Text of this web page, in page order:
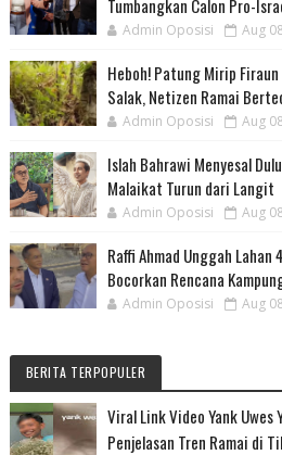
Tumbangkan Calon Pro-
Admin Oposisi Aug
Heboh! Patung Mirip
Salak, Netizen Ramai
Admin Oposisi Aug
Islah Bahrawi Menyesal
Malaikat Turun dari Langit
Admin Oposisi Aug
Raffi Ahmad Unggah
Bocorkan Rencana
Admin Oposisi Aug
BERITA TERPOPULER
Viral Link Video Yank Uwes
Penjelasan Tren Ramai di